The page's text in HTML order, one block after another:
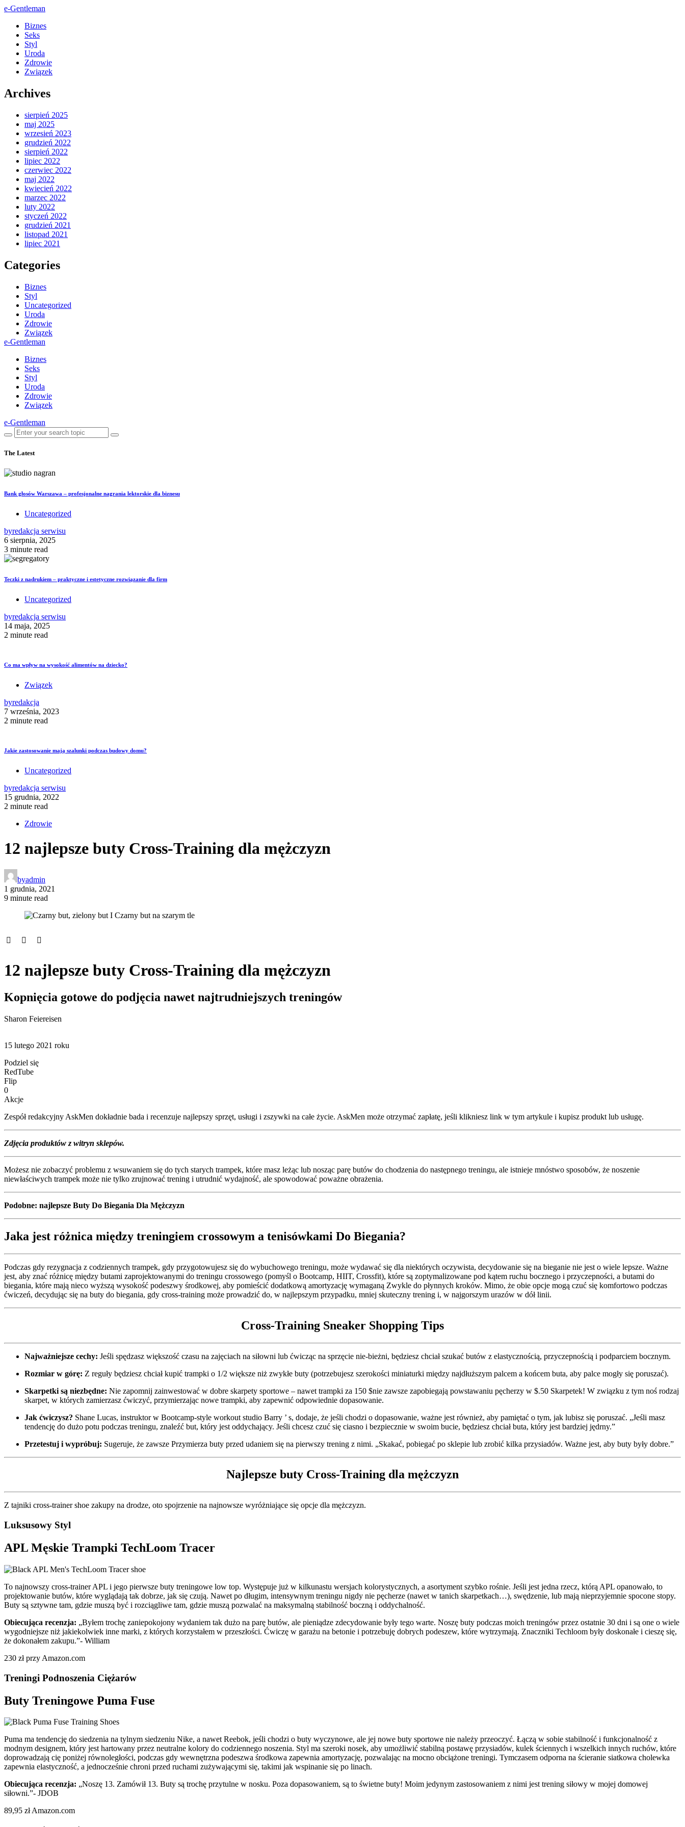
e-Gentleman
Biznes
Seks
Styl
Uroda
Zdrowie
Związek
Archives
sierpień 2025
maj 2025
wrzesień 2023
grudzień 2022
sierpień 2022
lipiec 2022
czerwiec 2022
maj 2022
kwiecień 2022
marzec 2022
luty 2022
styczeń 2022
grudzień 2021
listopad 2021
lipiec 2021
Categories
Biznes
Styl
Uncategorized
Uroda
Zdrowie
Związek
e-Gentleman
Biznes
Seks
Styl
Uroda
Zdrowie
Związek
e-Gentleman
The Latest
Bank głosów Warszawa – profesjonalne nagrania lektorskie dla biznesu
Uncategorized
byredakcja serwisu
6 sierpnia, 2025
3 minute read
Teczki z nadrukiem – praktyczne i estetyczne rozwiązanie dla firm
Uncategorized
byredakcja serwisu
14 maja, 2025
2 minute read
Co ma wpływ na wysokość alimentów na dziecko?
Związek
byredakcja
7 września, 2023
2 minute read
Jakie zastosowanie mają szalunki podczas budowy domu?
Uncategorized
byredakcja serwisu
15 grudnia, 2022
2 minute read
Zdrowie
12 najlepsze buty Cross-Training dla mężczyzn
byadmin
1 grudnia, 2021
9 minute read
12 najlepsze buty Cross-Training dla mężczyzn
Kopnięcia gotowe do podjęcia nawet najtrudniejszych treningów
Sharon Feiereisen
15 lutego 2021 roku
Podziel się
RedTube
Flip
0
Akcje
Zespół redakcyjny AskMen dokładnie bada i recenzuje najlepszy sprzęt, usługi i zszywki na całe życie. AskMen może otrzymać zapłatę, jeśli klikniesz link w tym artykule i kupisz produkt lub usługę.
Zdjęcia produktów z witryn sklepów.
Możesz nie zobaczyć problemu z wsuwaniem się do tych starych trampek, które masz leżąc lub nosząc parę butów do chodzenia do następnego treningu, ale istnieje mnóstwo sposobów, że noszenie
niewłaściwych trampek może nie tylko zrujnować trening i utrudnić wydajność, ale spowodować poważne obrażenia.
Podobne: najlepsze Buty Do Biegania Dla Mężczyzn
Jaka jest różnica między treningiem crossowym a tenisówkami Do Biegania?
Podczas gdy rezygnacja z codziennych trampek, gdy przygotowujesz się do wybuchowego treningu, może wydawać się dla niektórych oczywista, decydowanie się na bieganie nie jest o wiele lepsze. Ważne
jest, aby znać różnicę między butami zaprojektowanymi do treningu crossowego (pomyśl o Bootcamp, HIIT, Crossfit), które są zoptymalizowane pod kątem ruchu bocznego i przyczepności, a butami do
biegania, które mają nieco wyższą wysokość podeszwy środkowej, aby pomieścić dodatkową amortyzację wymaganą Zwykle do płynnych kroków. Mimo, że obie opcje mogą czuć się komfortowo podczas
ćwiczeń, decydując się na buty do biegania, gdy cross-training może prowadzić do, w najlepszym przypadku, mniej skuteczny trening i, w najgorszym urazów w dół linii.
Cross-Training Sneaker Shopping Tips
Najważniejsze cechy: Jeśli spędzasz większość czasu na zajęciach na siłowni lub ćwicząc na sprzęcie nie-bieżni, będziesz chciał szukać butów z elastycznością, przyczepnością i podparciem bocznym.
Rozmiar w górę: Z reguły będziesz chciał kupić trampki o 1/2 większe niż zwykłe buty (potrzebujesz szerokości miniaturki między najdłuższym palcem a końcem buta, aby palce mogły się poruszać).
Skarpetki są niezbędne: Nie zapomnij zainwestować w dobre skarpety sportowe – nawet trampki za 150 $nie zawsze zapobiegają powstawaniu pęcherzy w $.50 Skarpetek! W związku z tym noś rodzaj
skarpet, w których zamierzasz ćwiczyć, przymierzając nowe trampki, aby zapewnić odpowiednie dopasowanie.
Jak ćwiczysz? Shane Lucas, instruktor w Bootcamp-style workout studio Barry ’ s, dodaje, że jeśli chodzi o dopasowanie, ważne jest również, aby pamiętać o tym, jak lubisz się poruszać. „Jeśli masz
tendencję do dużo potu podczas treningu, znaleźć but, który jest oddychający. Jeśli chcesz czuć się ciasno i bezpiecznie w swoim bucie, będziesz chciał buta, który jest bardziej jędrny.”
Przetestuj i wypróbuj: Sugeruje, że zawsze Przymierza buty przed udaniem się na pierwszy trening z nimi. „Skakać, pobiegać po sklepie lub zrobić kilka przysiadów. Ważne jest, aby buty były dobre.”
Najlepsze buty Cross-Training dla mężczyzn
Z tajniki cross-trainer shoe zakupy na drodze, oto spojrzenie na najnowsze wyróżniające się opcje dla mężczyzn.
Luksusowy Styl
APL Męskie Trampki TechLoom Tracer
To najnowszy cross-trainer APL i jego pierwsze buty treningowe low top. Występuje już w kilkunastu wersjach kolorystycznych, a asortyment szybko rośnie. Jeśli jest jedna rzecz, którą APL opanowało, to
projektowanie butów, które wyglądają tak dobrze, jak się czują. Nawet po długim, intensywnym treningu nigdy nie pęcherze (nawet w tanich skarpetkach…), swędzenie, lub mają nieprzyjemnie spocone stopy.
Buty są sztywne tam, gdzie muszą być i rozciągliwe tam, gdzie muszą pozwalać na maksymalną stabilność boczną i oddychalność.
Obiecująca recenzja: „Byłem trochę zaniepokojony wydaniem tak dużo na parę butów, ale pieniądze zdecydowanie były tego warte. Noszę buty podczas moich treningów przez ostatnie 30 dni i są one o wiele
wygodniejsze niż jakiekolwiek inne marki, z których korzystałem w przeszłości. Ćwiczę w garażu na betonie i potrzebuję dobrych podeszew, które wytrzymają. Znaczniki Techloom były doskonałe i cieszę się,
że dokonałem zakupu.”- William
230 zł przy Amazon.com
Treningi Podnoszenia Ciężarów
Buty Treningowe Puma Fuse
Puma ma tendencję do siedzenia na tylnym siedzeniu Nike, a nawet Reebok, jeśli chodzi o buty wyczynowe, ale jej nowe buty sportowe nie należy przeoczyć. Łączą w sobie stabilność i funkcjonalność z
modnym designem, który jest hartowany przez neutralne kolory do codziennego noszenia. Styl ma szeroki nosek, aby umożliwić stabilną postawę przysiadów, kulek ściennych i wszelkich innych ruchów, które
doprowadzają cię poniżej równoległości, podczas gdy wewnętrzna podeszwa środkowa zapewnia amortyzację, pozwalając na mocno obciążone treningi. Tymczasem odporna na ścieranie siatkowa cholewka
zapewnia elastyczność, a jednocześnie chroni przed ruchami zużywającymi się, takimi jak wspinanie się po linach.
Obiecująca recenzja: „Noszę 13. Zamówił 13. Buty są trochę przytulne w nosku. Poza dopasowaniem, są to świetne buty! Moim jedynym zastosowaniem z nimi jest trening siłowy w mojej domowej
siłowni.”- JDOB
89,95 zł Amazon.com